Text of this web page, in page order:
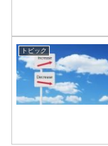
トピック